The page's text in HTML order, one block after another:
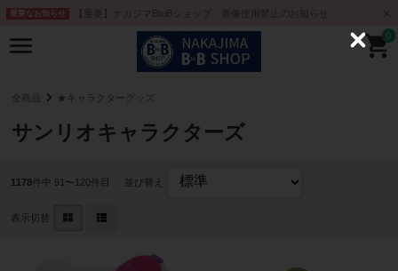
重要なお知らせ 【重要】ナカジマBtoBショップ 画像使用禁止のお知らせ
0
全商品 ★キャラクターグッズ
サンリオキャラクターズ
1178件中 91〜120件目 並び替え
表示切替
C